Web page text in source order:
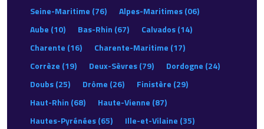
Seine-Maritime (76)
Alpes-Maritimes (06)
Aube (10)
Bas-Rhin (67)
Calvados (14)
Charente (16)
Charente-Maritime (17)
Corrèze (19)
Deux-Sèvres (79)
Dordogne (24)
Doubs (25)
Drôme (26)
Finistère (29)
Haut-Rhin (68)
Haute-Vienne (87)
Hautes-Pyrénées (65)
Ille-et-Vilaine (35)